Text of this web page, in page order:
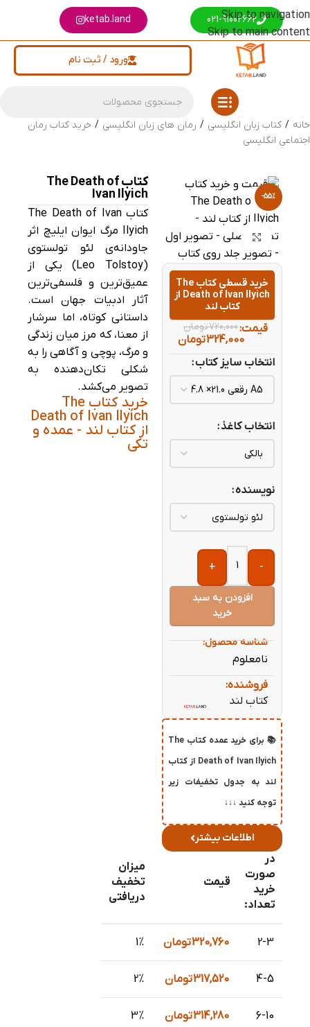
Skip to navigation
Skip to main content
021-91002662
ketab.land
ورود / ثبت نام
خانه / کتاب زبان انگلیسی / رمان های زبان انگلیسی / خرید کتاب رمان
اجتماعی انگلیسی
-55%
بزرگنمایی تصویر
خرید قسطی کتاب The
Death of Ivan Ilyich از
کتاب لند
قیمت:720,000تومان
324,000تومان
انتخاب سایز کتاب
انتخاب کاغذ
نویسنده
-
+
افزودن به سبد
خرید
شناسه محصول:
نامعلوم
فروشنده:
کتاب لند
📚 برای خرید عمده کتاب The
Death of Ivan Ilyich از کتاب
لند به جدول تخفیفات زیر
توجه کنید ↓↓↓
اطلاعات بیشتر
در
صورت
خرید
تعداد:
قیمت
میزان
تخفیف
دریافتی
2-3
320,760تومان 1%
4-5
317,520تومان 2%
6-10
314,280تومان 3%
کتاب The Death of
Ivan Ilyich
کتاب The Death of Ivan
Ilyich مرگ ایوان ایلیچ اثر
جاودانه‌ی لئو تولستوی
(Leo Tolstoy) یکی از
عمیق‌ترین و فلسفی‌ترین
آثار ادبیات جهان است.
داستانی کوتاه، اما سرشار
از معنا، که مرز میان زندگی
و مرگ، پوچی و آگاهی را به
شکلی تکان‌دهنده به
تصویر می‌کشد.
خرید کتاب The
Death of Ivan Ilyich
از کتاب لند - عمده و
تکی